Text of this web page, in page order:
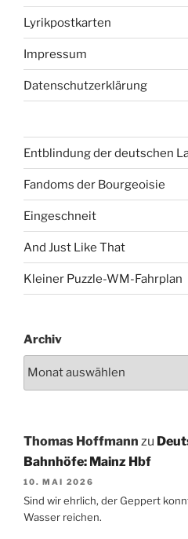
Lyrikpostkarten
Impressum
Datenschutzerklärung
Entblindung der deutschen
Fandoms der Bourgeoisie
Eingeschneit
And Just Like That
Kleiner Puzzle-WM-Fahrplan
Archiv
Thomas Hoffmann zu
Bahnhöfe: Mainz Hbf
10. MAI 2026
Sind wir ehrlich, der Geppert
Wasser reichen.